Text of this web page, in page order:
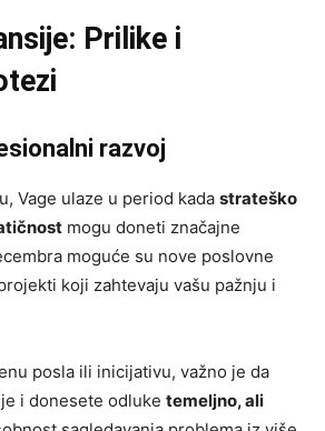
Prilike i
razvoj
Vage ulaze u period kada strateško
mogu doneti značajne
moguće su nove poslovne
koji zahtevaju vašu pažnju i
posla ili inicijativu, važno je da
i donesete odluke temeljno, ali